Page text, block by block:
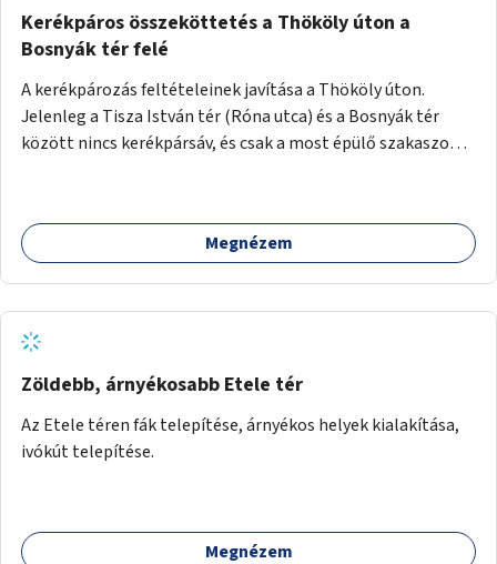
Kerékpáros összeköttetés a Thököly úton a
Bosnyák tér felé
A kerékpározás feltételeinek javítása a Thököly úton.
Jelenleg a Tisza István tér (Róna utca) és a Bosnyák tér
között nincs kerékpársáv, és csak a most épülő szakaszon
Megnézem
Zöldebb, árnyékosabb Etele tér
Az Etele téren fák telepítése, árnyékos helyek kialakítása,
ivókút telepítése.
Megnézem